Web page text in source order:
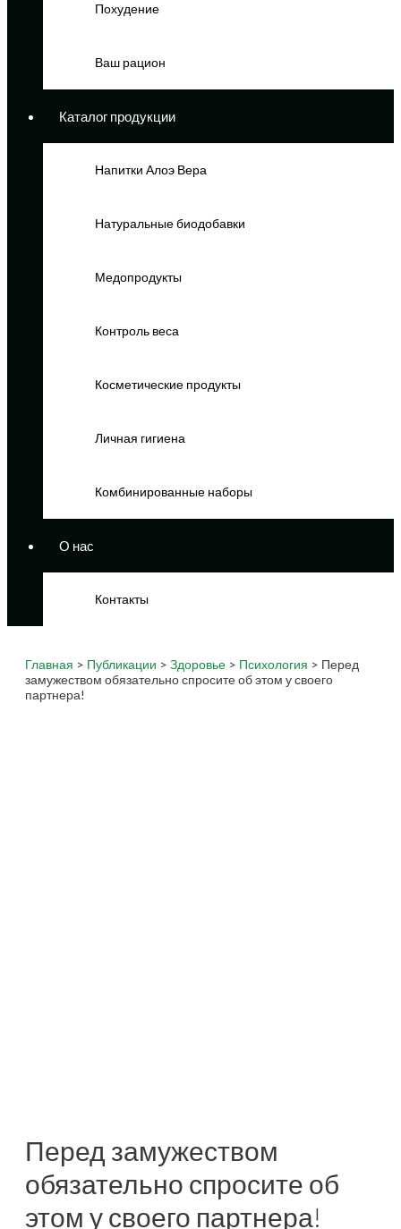
Похудение
Ваш рацион
Каталог продукции
Напитки Алоэ Вера
Натуральные биодобавки
Медопродукты
Контроль веса
Косметические продукты
Личная гигиена
Комбинированные наборы
О нас
Контакты
Главная > Публикации > Здоровье > Психология > Перед
замужеством обязательно спросите об этом у своего
партнера!
Перед замужеством
обязательно спросите об
этом у своего партнера!